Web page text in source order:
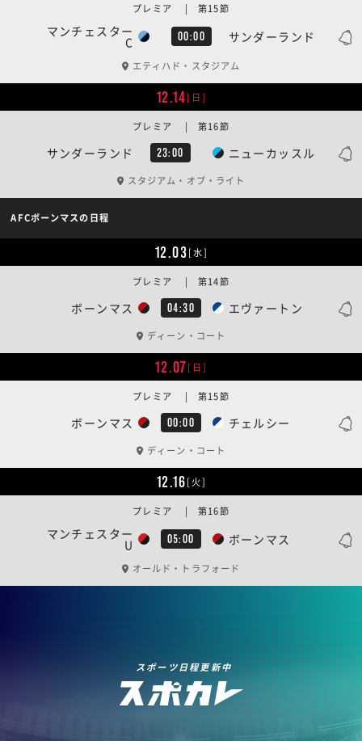
マンチェスター
C 00:00 サンダーランド
プレミア | 第15節
エティハド・スタジアム
12.14[日]
サンダーランド 23:00 ニューカッスル
プレミア | 第16節
スタジアム・オブ・ライト
AFCボーンマスの日程
12.03[水]
ボーンマス 04:30 エヴァートン
プレミア | 第14節
ディーン・コート
12.07[日]
ボーンマス 00:00 チェルシー
プレミア | 第15節
ディーン・コート
12.16[火]
マンチェスター
U 05:00 ボーンマス
プレミア | 第16節
オールド・トラフォード
スポーツ日程更新中